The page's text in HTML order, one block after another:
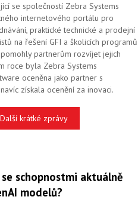
se společností Zebra Systems
internetového portálu pro
praktické technické a prodejní
na řešení GFI a školicích programů
partnerům rozvíjet jejich
roce byla Zebra Systems
oceněna jako partner s
získala ocenění za inovaci.
Další krátké zprávy
schopnostmi aktuálně
modelů?